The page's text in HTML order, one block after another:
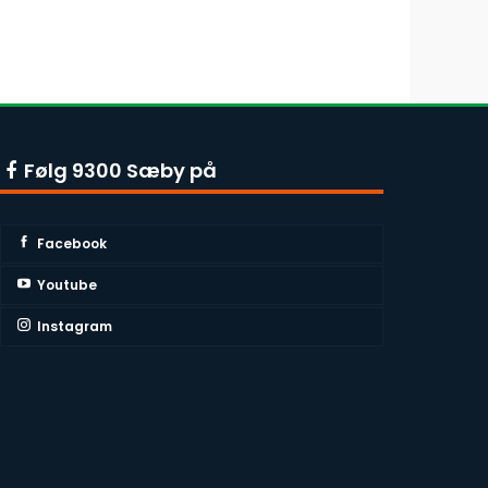
Følg 9300 Sæby på
Facebook
Youtube
Instagram